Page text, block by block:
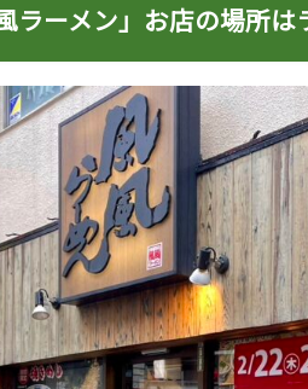
ラーメン」お店の場所は